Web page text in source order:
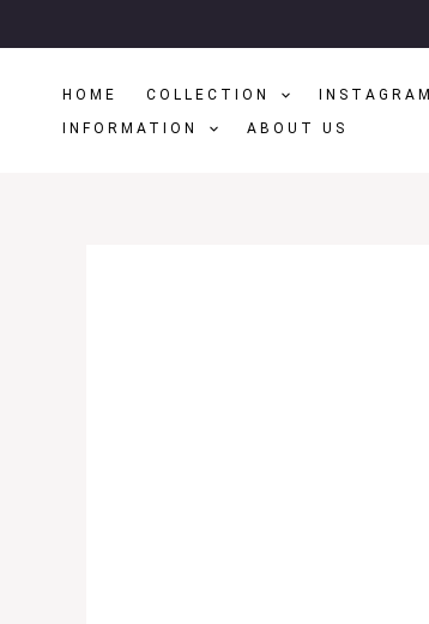
Στο
Περιεχόμενο
HOME COLLECTION
INSTAGRAM
INFORMATION
ABOUT US